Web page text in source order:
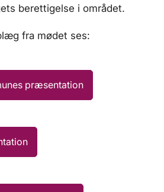
berettigelse i området.
fra mødet ses:
præsentation